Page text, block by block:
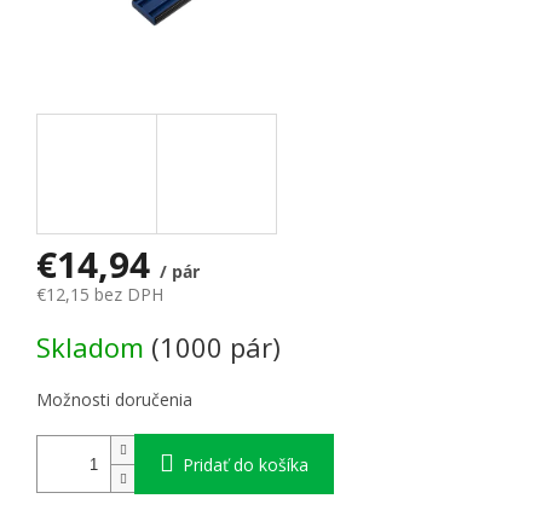
€14,94 / pár
€12,15 bez DPH
Skladom (1000 pár)
Možnosti doručenia
Pridať do košíka